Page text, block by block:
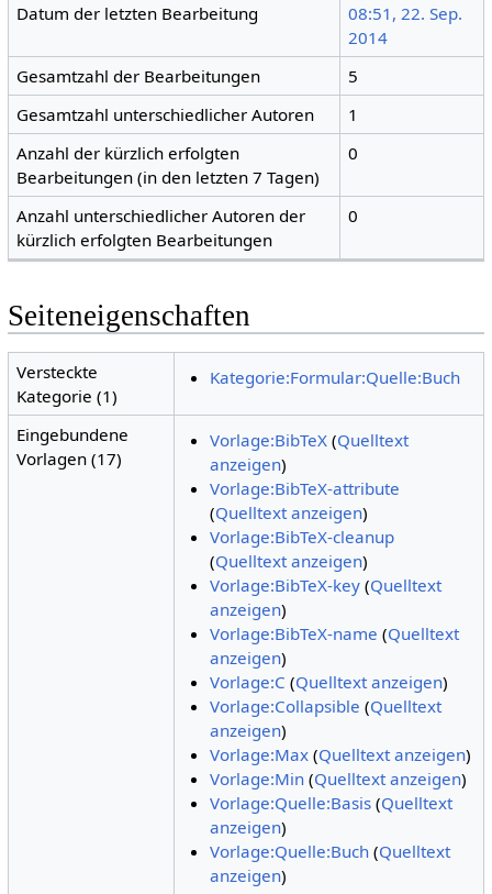
Datum der letzten Bearbeitung
08:51, 22. Sep.
2014
Gesamtzahl der Bearbeitungen
5
Gesamtzahl unterschiedlicher Autoren
1
Anzahl der kürzlich erfolgten
Bearbeitungen (in den letzten 7 Tagen)
0
Anzahl unterschiedlicher Autoren der
kürzlich erfolgten Bearbeitungen
0
Seiteneigenschaften
Versteckte
Kategorie (1)
Kategorie:Formular:Quelle:Buch
Eingebundene
Vorlagen (17)
Vorlage:BibTeX(Quelltext
anzeigen)
Vorlage:BibTeX-attribute
(Quelltext anzeigen)
Vorlage:BibTeX-cleanup
(Quelltext anzeigen)
Vorlage:BibTeX-key(Quelltext
anzeigen)
Vorlage:BibTeX-name (Quelltext
anzeigen)
Vorlage:C (Quelltext anzeigen)
Vorlage:Collapsible (Quelltext
anzeigen)
Vorlage:Max(Quelltext anzeigen)
Vorlage:Min(Quelltext anzeigen)
Vorlage:Quelle:Basis(Quelltext
anzeigen)
Vorlage:Quelle:Buch(Quelltext
anzeigen)